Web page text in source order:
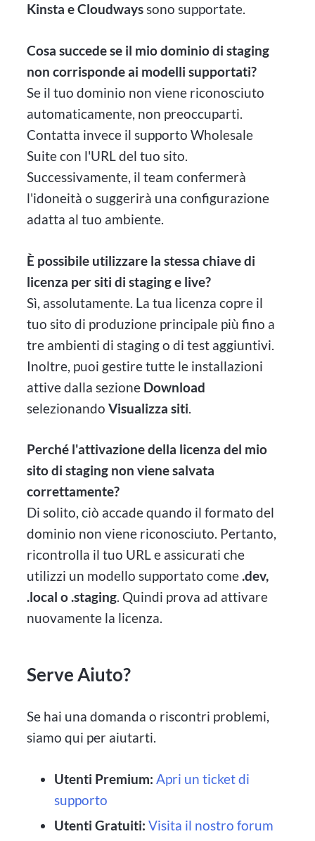
Kinsta e Cloudwayssono supportate.
Cosa succede se il mio dominio di staging
non corrisponde ai modelli supportati?
Se il tuo dominio non viene riconosciuto
automaticamente, non preoccuparti.
Contatta invece il supporto Wholesale
Suite con l'URL del tuo sito.
Successivamente, il team confermerà
l'idoneità o suggerirà una configurazione
adatta al tuo ambiente.
È possibile utilizzare la stessa chiave di
licenza per siti di staging e live?
Sì, assolutamente. La tua licenza copre il
tuo sito di produzione principale più fino a
tre ambienti di staging o di test aggiuntivi.
Inoltre, puoi gestire tutte le installazioni
attive dalla sezione Download
selezionandoVisualizza siti.
Perché l'attivazione della licenza del mio
sito di staging non viene salvata
correttamente?
Di solito, ciò accade quando il formato del
dominio non viene riconosciuto. Pertanto,
ricontrolla il tuo URL e assicurati che
utilizzi un modello supportato come.dev,
.local o .staging. Quindi prova ad attivare
nuovamente la licenza.
Serve Aiuto?
Se hai una domanda o riscontri problemi,
siamo qui per aiutarti.
Utenti Premium: Apri un ticket di
supporto
Utenti Gratuiti: Visita il nostro forum